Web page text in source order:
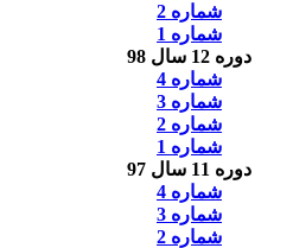
شماره 2
شماره 1
دوره 12 سال 98
شماره 4
شماره 3
شماره 2
شماره 1
دوره 11 سال 97
شماره 4
شماره 3
شماره 2